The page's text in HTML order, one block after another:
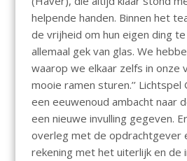
helpende handen. Binnen het
de vrijheid om hun eigen ding
allemaal gek van glas. We
waarop we elkaar zelfs in onze
mooie ramen sturen.’’
een eeuwenoud ambacht naar
een nieuwe invulling gegeven.
overleg met de opdrachtgever
rekening met het uiterlijk en de